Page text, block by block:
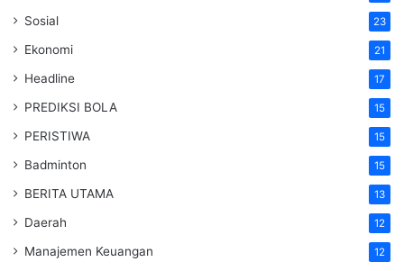
Sosial 23
Ekonomi 21
Headline 17
PREDIKSI BOLA 15
PERISTIWA 15
Badminton 15
BERITA UTAMA 13
Daerah 12
Manajemen Keuangan 12